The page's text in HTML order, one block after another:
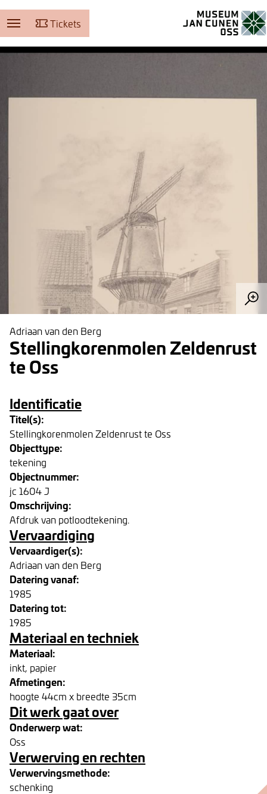
Tickets
Adriaan van den Berg
Stellingkorenmolen Zeldenrust
te Oss
Identificatie
Titel(s):
Stellingkorenmolen Zeldenrust te Oss
Objecttype:
tekening
Objectnummer:
jc 1604 J
Omschrijving:
Afdruk van potloodtekening.
Vervaardiging
Vervaardiger(s):
Adriaan van den Berg
Datering vanaf:
1985
Datering tot:
1985
Materiaal en techniek
Materiaal:
inkt, papier
Afmetingen:
hoogte 44cm x breedte 35cm
Dit werk gaat over
Onderwerp wat:
Oss
Verwerving en rechten
Verwervingsmethode:
schenking